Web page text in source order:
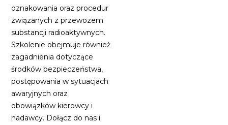
oznakowania oraz procedur
związanych z przewozem
substancji radioaktywnych.
Szkolenie obejmuje również
zagadnienia dotyczące
środków bezpieczeństwa,
postępowania w sytuacjach
awaryjnych oraz
obowiązków kierowcy i
nadawcy. Dołącz do nas i